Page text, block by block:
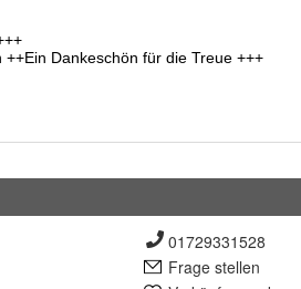
01729331528
Frage stellen